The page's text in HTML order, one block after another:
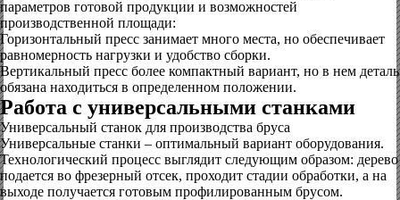
параметров готовой продукции и возможностей
производственной площади:
Горизонтальный пресс занимает много места, но обеспечивает
равномерность нагрузки и удобство сборки.
Вертикальный пресс более компактный вариант, но в нем деталь
обязана находиться в определенном положении.
Работа с универсальными станками
Универсальный станок для производства бруса
Универсальные станки – оптимальный вариант оборудования.
Технологический процесс выглядит следующим образом: дерево
подается во фрезерный отсек, проходит стадии обработки, а на
выходе получается готовым профилированным брусом.